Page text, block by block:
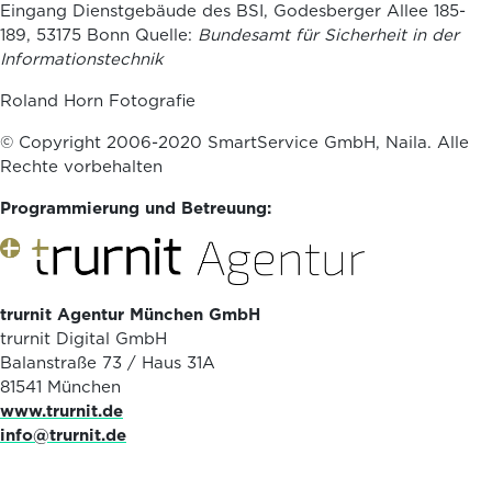
Eingang Dienstgebäude des BSI, Godesberger Allee 185-
189, 53175 Bonn Quelle: Bundesamt für Sicherheit in der
Informationstechnik
Roland Horn Fotografie
© Copyright 2006-2020 SmartService GmbH, Naila. Alle
Rechte vorbehalten
Programmierung und Betreuung:
trurnit Agentur München GmbH
trurnit Digital GmbH
Balanstraße 73 / Haus 31A
81541 München
www.trurnit.de
info@trurnit.de